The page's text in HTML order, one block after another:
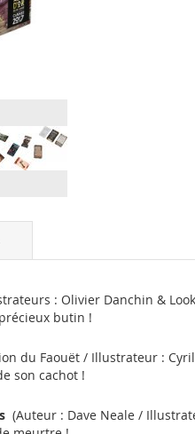
: Olivier Danchin &
butin !
du Faouët / Illustrateur :
son cachot !
(Auteur : Dave Neale /